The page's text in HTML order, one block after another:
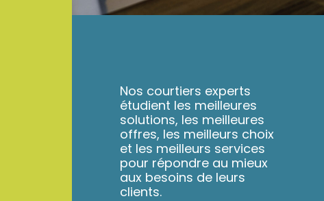
Nos courtiers experts
étudient les meilleures
solutions, les meilleures
offres, les meilleurs choix
et les meilleurs services
pour répondre au mieux
aux besoins de leurs
clients.